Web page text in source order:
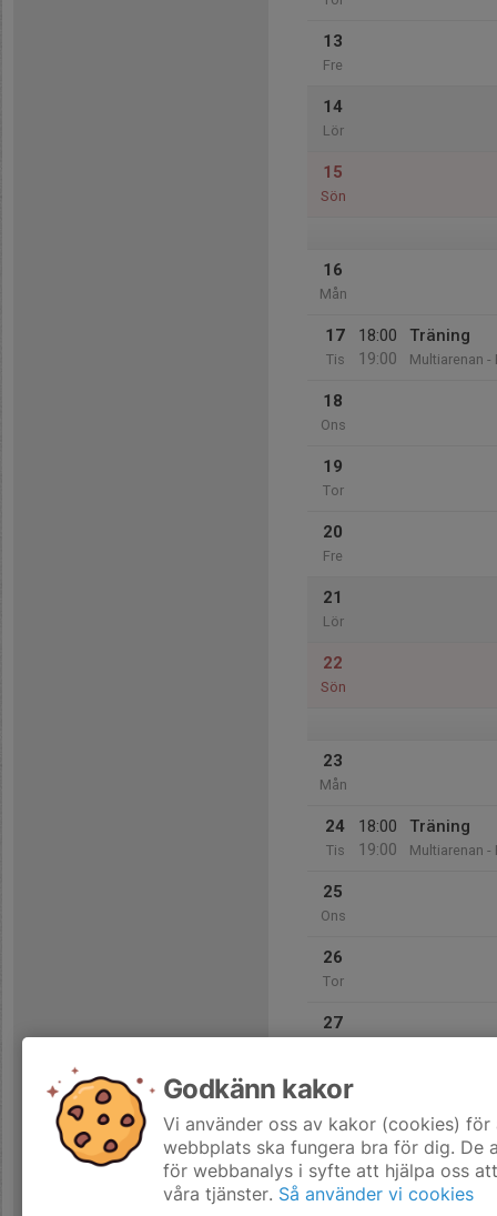
13
Fre
14
Lör
15
Sön
16
Mån
17
Tis
18:00
19:00
Träning
Multiarenan -
18
Ons
19
Tor
20
Fre
21
Lör
22
Sön
23
Mån
24
Tis
18:00
19:00
Träning
Multiarenan -
25
Ons
26
Tor
27
28
Godkänn kakor
Vi använder oss av kakor (cookies)
webbplats ska fungera bra för dig. De
för webbanalys i syfte att hjälpa oss
våra tjänster. Så använder vi cookies